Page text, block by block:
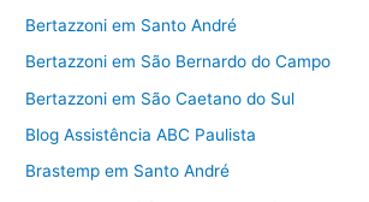
Bertazzoni em Santo André
Bertazzoni em São Bernardo do Campo
Bertazzoni em São Caetano do Sul
Blog Assistência ABC Paulista
Brastemp em Santo André